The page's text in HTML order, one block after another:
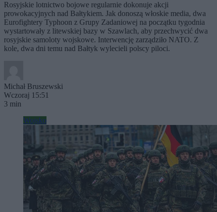
Rosyjskie lotnictwo bojowe regularnie dokonuje akcji
prowokacyjnych nad Bałtykiem. Jak donoszą włoskie media, dwa
Eurofightery Typhoon z Grupy Zadaniowej na początku tygodnia
wystartowały z litewskiej bazy w Szawlach, aby przechwycić dwa
rosyjskie samoloty wojskowe. Interwencję zarządziło NATO. Z
kole, dwa dni temu nad Bałtyk wylecieli polscy piloci.
Michał Bruszewski
Wczoraj 15:51
3 min
Wojsko